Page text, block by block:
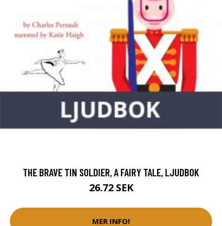
THE BRAVE TIN SOLDIER, A FAIRY TALE, LJUDBOK
26.72 SEK
MER INFO!